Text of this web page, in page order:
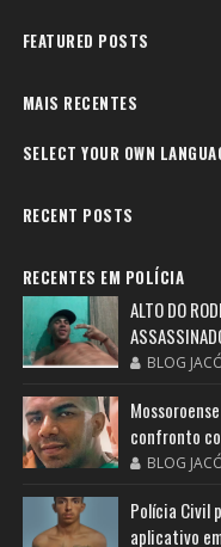
FEATURED POSTS
MAIS RECENTES
SELECT YOUR OWN
RECENT POSTS
RECENTES EM POLÍCIA
ALTO DO
BLOG
confronto
BLOG
Polícia Civil
aplicativo